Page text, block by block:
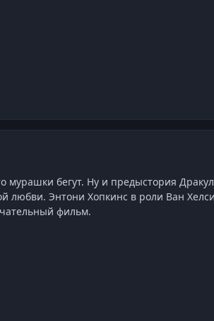
мурашки бегут. Ну и предыстория
любви. Энтони Хопкинс в роли Ван
фильм.